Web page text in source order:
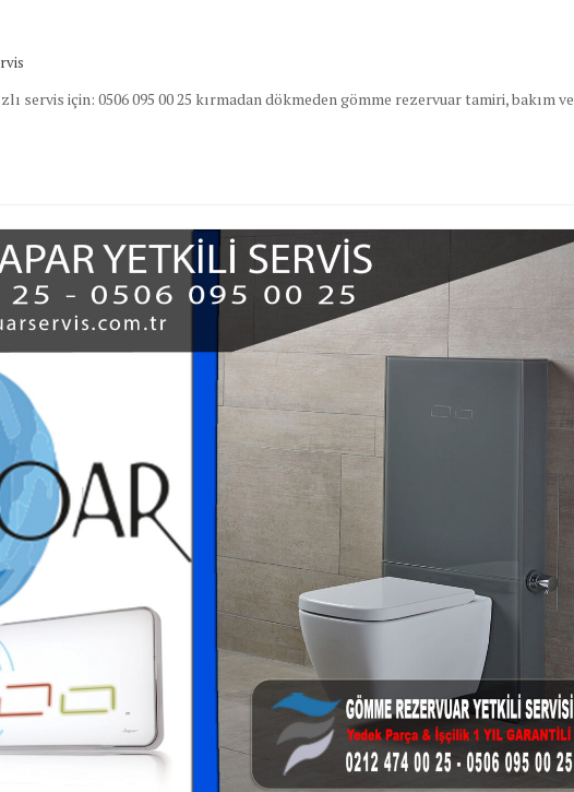
servis için: 0506 095 00 25 kırmadan dökmeden gömme rezervuar tamiri, bakım ve